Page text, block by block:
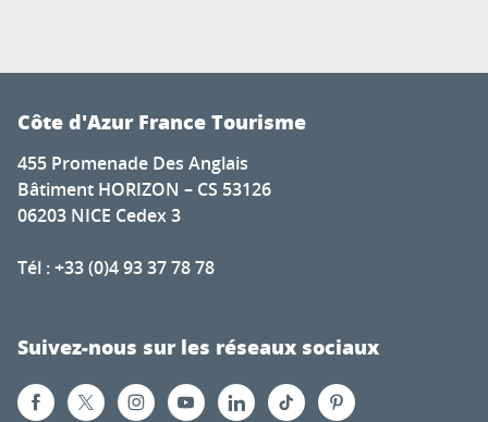
Côte d'Azur France Tourisme
455 Promenade Des Anglais
Bâtiment HORIZON – CS 53126
06203 NICE Cedex 3
Tél : +33 (0)4 93 37 78 78
Suivez-nous sur les réseaux sociaux